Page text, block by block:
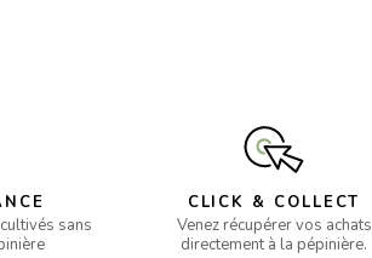
sans
CLICK & COLLECT
Venez récupérer vos achats
directement à la pépinière.